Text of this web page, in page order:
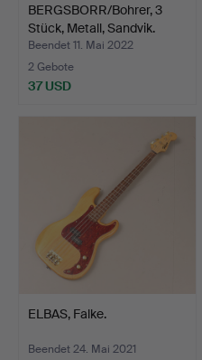
BERGSBORR/Bohrer, 3
Stück, Metall, Sandvik.
Beendet 11. Mai 2022
2 Gebote
37 USD
ELBAS, Falke.
Beendet 24. Mai 2021